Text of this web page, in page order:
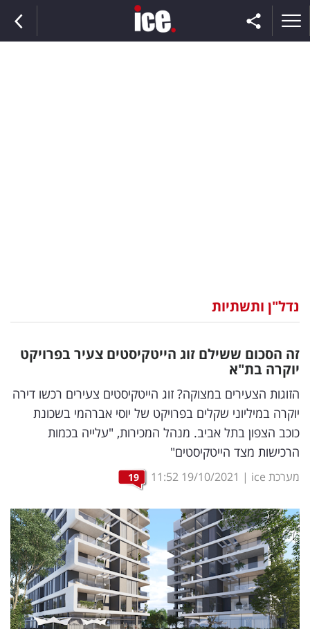
וצרכנות
דיגיטל
וטק
שיווק
ופרסום
משפט
מדדים
ומחקרים
דעות
רכילות
עסקית
נדל"ן ותשתיות
זה הסכום ששילם זוג הייטקיסטים צעיר בפרויקט
יוקרה בת"א
הזוגות הצעירים במצוקה? זוג הייטקיסטים צעירים רכשו דירה
יוקרה במיליוני שקלים בפרויקט של יוסי אברהמי בשכונת
כוכב הצפון בתל אביב. מנהל המכירות, "עלייה בכמות
הרכישות מצד הייטקיסטים"
מערכת ice |
19/10/2021
11:52
19